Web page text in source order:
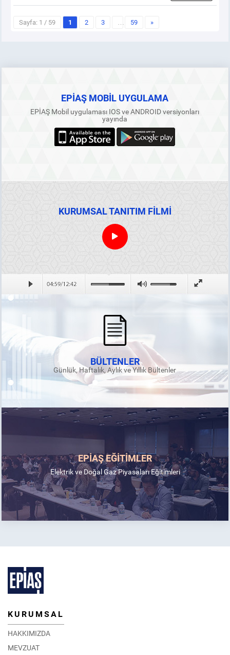
Sayfa: 1 / 59 1 2 3 … 59 »
EPİAŞ MOBİL UYGULAMA
EPİAŞ Mobil uygulaması IOS ve ANDROID versiyonları
yayında
KURUMSAL TANITIM FİLMİ
BÜLTENLER
Günlük, Haftalık, Aylık ve Yıllık Bültenler
EPİAŞ EĞİTİMLER
Elektrik ve Doğal Gaz Piyasaları Eğitimleri
KURUMSAL
HAKKIMIZDA
MEVZUAT